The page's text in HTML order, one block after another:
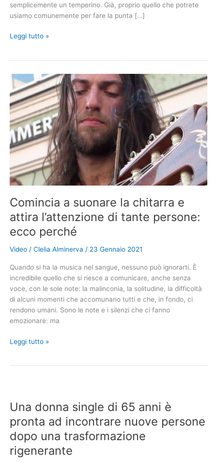
semplicemente un temperino. Già, proprio quello che potrete
usiamo comunemente per fare la punta […]
Sapete
serve
questo
aggeggio?
La
maggior
parte
delle
persone
oggi
non
sanno
cos’è
Leggi tutto »
Comincia a suonare la chitarra e
attira l’attenzione di tante persone:
ecco perché
Video / Clelia Alminerva / 23 Gennaio 2021
Quando si ha la musica nel sangue, nessuno può ignorarti. È
incredibile quello che si riesce a comunicare, anche senza
voce, con le sole note: la malinconia, la solitudine, la difficoltà
di alcuni momenti che accomunano tutti e che, in fondo, ci
rendono umani. Sono le note e i silenzi che ci fanno
emozionare: ma
Comincia
attira
di
tante
persone:
ecco
Leggi tutto »
Una donna single di 65 anni è
pronta ad incontrare nuove persone
dopo una trasformazione
rigenerante